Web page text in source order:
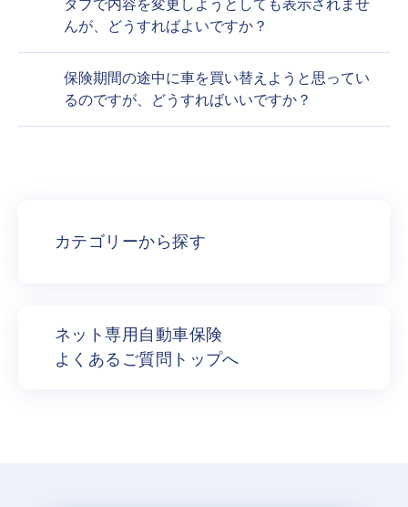
タブで内容を変更しようとしても表示されませ
んが、どうすればよいですか？
保険期間の途中に車を買い替えようと思ってい
るのですが、どうすればいいですか？
カテゴリーから探す
ネット専用自動車保険
よくあるご質問トップへ